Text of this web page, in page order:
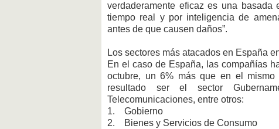
verdaderamente eficaz es una
tiempo real y por inteligencia de
antes de que causen daños”.
Los sectores más atacados en España
En el caso de España, las compañías
octubre, un 6% más que en el
resultado ser el sector
Telecomunicaciones, entre otros:
1. Gobierno
2. Bienes y Servicios de Consumo